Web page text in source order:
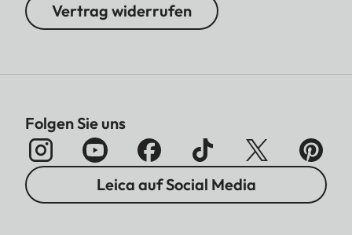
Vertrag widerrufen
Folgen Sie uns
Leica auf Social Media